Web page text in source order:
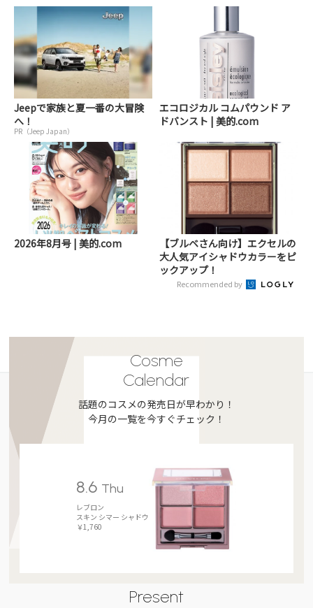
Jeepで家族と夏一番の大冒険
へ！
PR（Jeep Japan）
エコロジカル コムパウンド ア
ドバンスト | 美的.com
2026年8月号 | 美的.com
【ブルベさん向け】エクセルの
大人気アイシャドウカラーをピ
ックアップ！
Recommended by
Cosme
Calendar
話題のコスメの発売日が早わかり！
今月の一覧を今すぐチェック！
8.6 Thu
レブロン
スキン シマー シャドウ
￥1,760
Present